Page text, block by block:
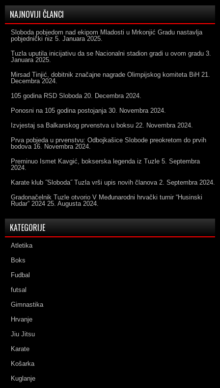
NAJNOVIJI ČLANCI
Sloboda pobjedom nad ekipom Mladosti u Mrkonjić Gradu nastavlja
pobjednički niz 5. Januara 2025.
Tuzla uputila inicijativu da se Nacionalni stadion gradi u ovom gradu 3.
Januara 2025.
Mirsad Tinjić, dobitnik značajne nagrade Olimpijskog komiteta BiH 21.
Decembra 2024.
105 godina RSD Sloboda 20. Decembra 2024.
Ponosni na 105 godina postojanja 30. Novembra 2024.
Izvjestaj sa Balkanskog prvenstva u boksu 22. Novembra 2024.
Prva pobjeda u prvenstvu: Odbojkašice Slobode preokretom do prvih
bodova 16. Novembra 2024.
Preminuo Ismet Kavgić, bokserska legenda iz Tuzle 5. Septembra
2024.
Karate klub ˝Sloboda˝ Tuzla vrši upis novih članova 2. Septembra 2024.
Gradonačelnik Tuzle otvorio V Međunarodni hrvački turnir “Husinski
Rudar” 2024 25. Augusta 2024.
KATEGORIJE
Atletika
Boks
Fudbal
futsal
Gimnastika
Hrvanje
Jiu Jitsu
Karate
Košarka
Kuglanje